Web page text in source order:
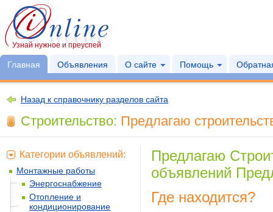
Узнай нужное и преуспей
Главная Объявления О сайте Помощь
Назад к справочнику разделов сайта
Строительство: Предлагаю
Предлагаю
объявлений
Где находится?
Категории объявлений:
Монтажные работы
Энергоснабжение
Отопление и
кондиционирование